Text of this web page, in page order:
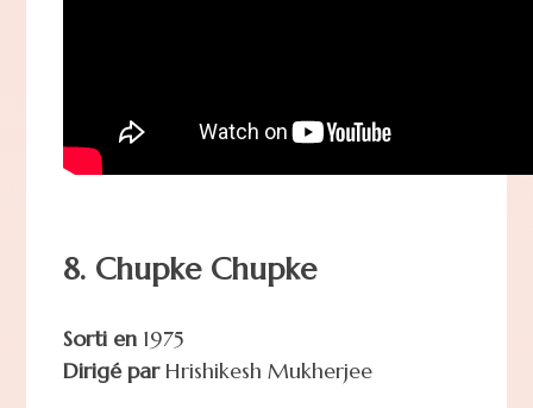
8. Chupke Chupke
Sorti en1975
Dirigé parHrishikesh Mukherjee